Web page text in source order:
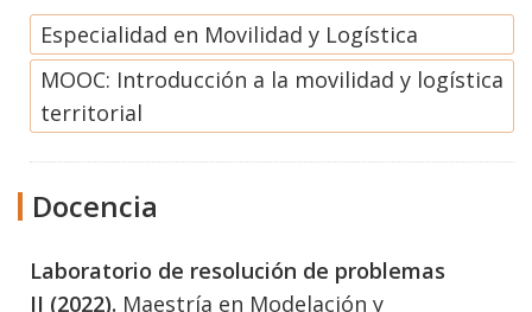
Especialidad en Movilidad y Logística
MOOC: Introducción a la movilidad y logística
territorial
Docencia
Laboratorio de resolución de problemas
II (2022). Maestría en Modelación y